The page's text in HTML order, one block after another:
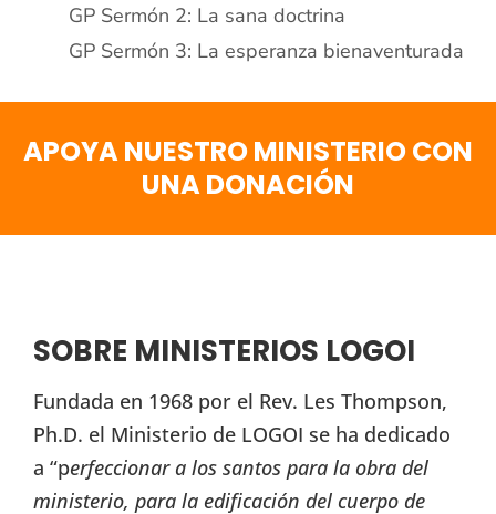
GP Sermón 2: La sana doctrina
GP Sermón 3: La esperanza bienaventurada
APOYA NUESTRO MINISTERIO CON
UNA DONACIÓN
SOBRE MINISTERIOS LOGOI
Fundada en 1968 por el Rev. Les Thompson,
Ph.D. el Ministerio de LOGOI se ha dedicado
a “perfeccionar a los santos para la obra del
ministerio, para la edificación del cuerpo de